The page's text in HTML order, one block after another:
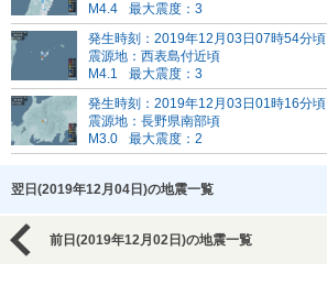
M4.4
最大震度：3
発生時刻：2019年12月03日07時54分頃
震源地：西表島付近頃
M4.1
最大震度：3
発生時刻：2019年12月03日01時16分頃
震源地：長野県南部頃
M3.0
最大震度：2
翌日(2019年12月04日)の地震一覧
前日(2019年12月02日)の地震一覧